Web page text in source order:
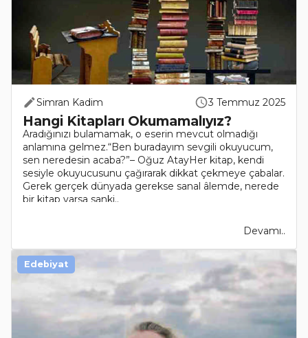
Simran Kadim 3 Temmuz 2025
Hangi Kitapları Okumamalıyız?
Aradığınızı bulamamak, o eserin mevcut olmadığı
anlamına gelmez.“Ben buradayım sevgili okuyucum,
sen neredesin acaba?”– Oğuz AtayHer kitap, kendi
sesiyle okuyucusunu çağırarak dikkat çekmeye çabalar.
Gerek gerçek dünyada gerekse sanal âlemde, nerede
bir kitap varsa sanki..
Devamı..
Edebiyat